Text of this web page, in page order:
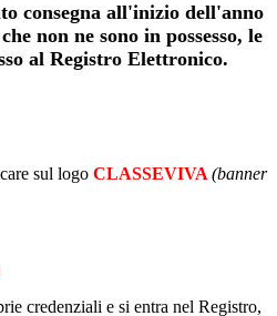
consegna all'inizio dell'anno
non ne sono in possesso, le
al Registro Elettronico.
sul logo CLASSEVIVA (banner
credenziali e si entra nel Registro,